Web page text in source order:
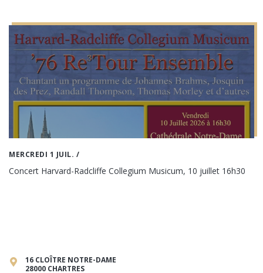
MERCREDI 1 JUIL. /
Concert Harvard-Radcliffe Collegium Musicum, 10 juillet 16h30
16 CLOÎTRE NOTRE-DAME
28000 CHARTRES